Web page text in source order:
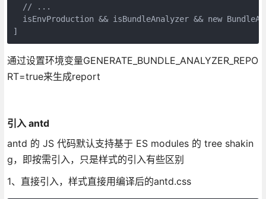
  // ...
isEnvProduction && isBundleAnalyzer && new
]
通过设置环境变量GENERATE_BUNDLE_ANALYZER_REPO
RT=true来生成report
引入 antd
antd 的 JS 代码默认支持基于 ES modules 的 tree shakin
g，即按需引入，只是样式的引入有些区别
1、直接引入，样式直接用编译后的antd.css